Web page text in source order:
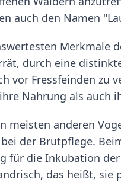
auch den Namen
Merkmale
durch eine
vor Fressfeinden zu
Nahrung als auch
meisten anderen
der Brutpflege.
für die Inkubation
das heißt, sie